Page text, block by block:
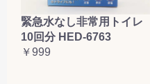
緊急水なし非常用トイレ
10回分 HED-6763
￥999